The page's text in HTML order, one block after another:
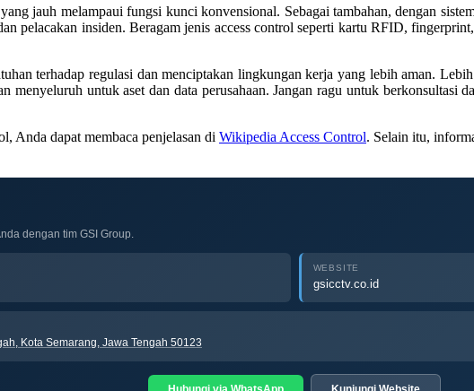
jauh melampaui fungsi kunci konvensional. Sebagai tambahan, dengan
pelacakan insiden. Beragam jenis access control seperti kartu RFID,
terhadap regulasi dan menciptakan lingkungan kerja yang lebih aman.
menyeluruh untuk aset dan data perusahaan. Jangan ragu untuk berkonsultasi
Anda dapat membaca penjelasan di Wikipedia Access Control. Selain itu,
dengan tim GSI Group.
WEBSITE
gsicctv.co.id
Kota Semarang, Jawa Tengah 50123